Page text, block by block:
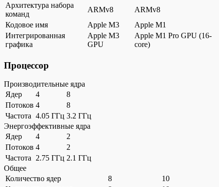
Архитектура набора
команд
ARMv8
ARMv8
Кодовое имя
Apple M3
Apple M1
Интегрированная
графика
Apple M3
GPU
Apple M1 Pro GPU (16-
core)
Процессор
Производительные ядра
Ядер
4
8
Потоков 4
8
Частота 4.05 ГГц 3.2 ГГц
Энергоэффективные ядра
Ядер
4
2
Потоков 4
2
Частота 2.75 ГГц 2.1 ГГц
Общее
Количество ядер
8
10